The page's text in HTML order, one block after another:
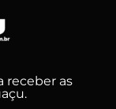
receber as